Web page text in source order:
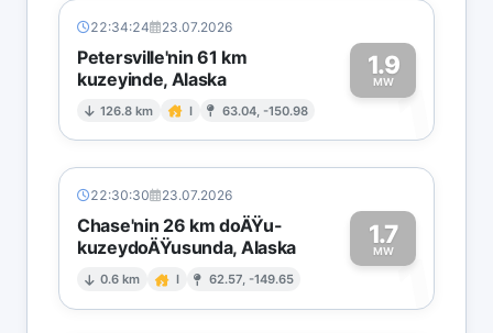
22:34:24 23.07.2026
Petersville'nin 61 km
kuzeyinde, Alaska
126.8 km I 63.04, -150.98
1.9
MW1
22:30:30 23.07.2026
Chase'nin 26 km doÄŸu-
kuzeydoÄŸusunda, Alaska
0.6 km I 62.57, -149.65
1.7
MW1